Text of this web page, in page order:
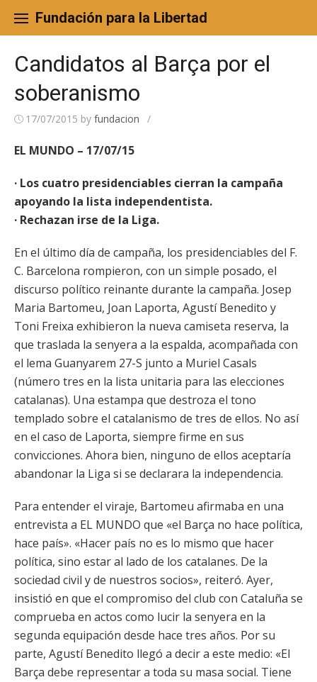
content
Fundación para la Libertad
Candidatos al Barça por el
soberanismo
17/07/2015 by fundacion /
EL MUNDO – 17/07/15
· Los cuatro presidenciables cierran la campaña
apoyando la lista independentista.
· Rechazan irse de la Liga.
En el último día de campaña, los presidenciables del F.
C. Barcelona rompieron, con un simple posado, el
discurso político reinante durante la campaña. Josep
Maria Bartomeu, Joan Laporta, Agustí Benedito y
Toni Freixa exhibieron la nueva camiseta reserva, la
que traslada la senyera a la espalda, acompañada con
el lema Guanyarem 27-S junto a Muriel Casals
(número tres en la lista unitaria para las elecciones
catalanas). Una estampa que destroza el tono
templado sobre el catalanismo de tres de ellos. No así
en el caso de Laporta, siempre firme en sus
convicciones. Ahora bien, ninguno de ellos aceptaría
abandonar la Liga si se declarara la independencia.
Para entender el viraje, Bartomeu afirmaba en una
entrevista a EL MUNDO que «el Barça no hace política,
hace país». «Hacer país no es lo mismo que hacer
política, sino estar al lado de los catalanes. De la
sociedad civil y de nuestros socios», reiteró. Ayer,
insistió en que el compromiso del club con Cataluña se
comprueba en actos como lucir la senyera en la
segunda equipación desde hace tres años. Por su
parte, Agustí Benedito llegó a decir a este medio: «El
Barça debe representar a toda su masa social. Tiene